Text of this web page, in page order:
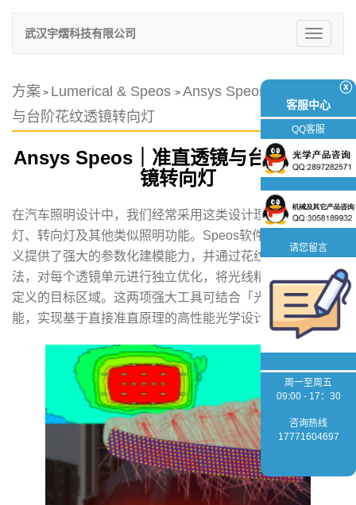
切
换
武汉宇熠科技有限公司
方案 > Lumerical & Speos > Ansys Speos｜准直透镜
与台阶花纹透镜转向灯
Ansys Speos｜准直透镜与台阶花纹透
镜转向灯
在汽车照明设计中，我们经常采用这类设计理念来实现尾
灯、转向灯及其他类似照明功能。Speos软件为准直器的定
义提供了强大的参数化建模能力，并通过花纹透镜优化方
法，对每个透镜单元进行独立优化，将光线精准导向用户自
定义的目标区域。这两项强大工具可结合「光学透镜」功
能，实现基于直接准直原理的高性能光学设计。
ⓧ
客服中心
QQ客服
请您留言
周一至周五
09:00 - 17：30
咨询热线
17771604697